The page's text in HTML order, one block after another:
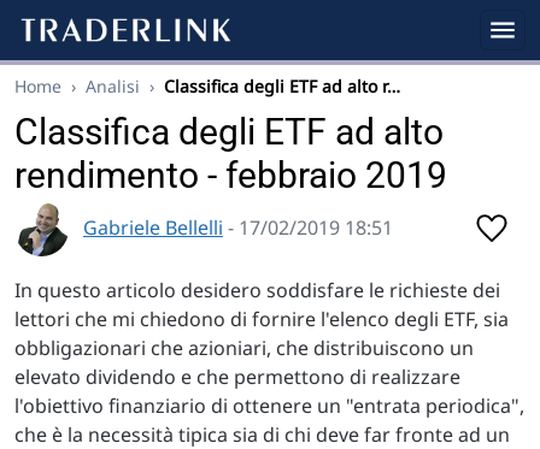
Home › Analisi › Classifica degli ETF ad alto r…
Classifica degli ETF ad alto
rendimento - febbraio 2019
Gabriele Bellelli - 17/02/2019 18:51
In questo articolo desidero soddisfare le richieste dei
lettori che mi chiedono di fornire l'elenco degli ETF, sia
obbligazionari che azioniari, che distribuiscono un
elevato dividendo e che permettono di realizzare
l'obiettivo finanziario di ottenere un "entrata periodica",
che è la necessità tipica sia di chi deve far fronte ad un